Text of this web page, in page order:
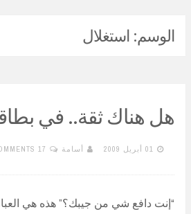
الوسم: استغلال
هل هناك ثقة.. في
01 أبريل 2009 أسامة 17 COMMENTS
“إنت دافع شي من جيبك؟” هذه هي